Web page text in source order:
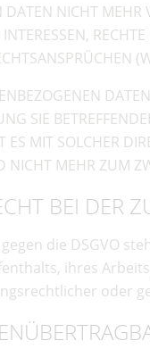
DATEN NICHT
SIE
ES MIT SOLCHER
NICHT MEHR ZUM
BEI DER
die DSGVO
ihres
oder